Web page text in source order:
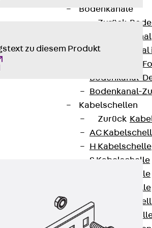
Bodenkanäle
Zurück
BK Bodenkanal
KLK
Bodenkanal-
Bodenkanal-
Bodenkanal-
Kabelschellen
Zurück
AC
H Kabelschelle
S Kabelschelle
B Kabelschelle
U Kabelschelle
RU
W
zu diesem Produkt